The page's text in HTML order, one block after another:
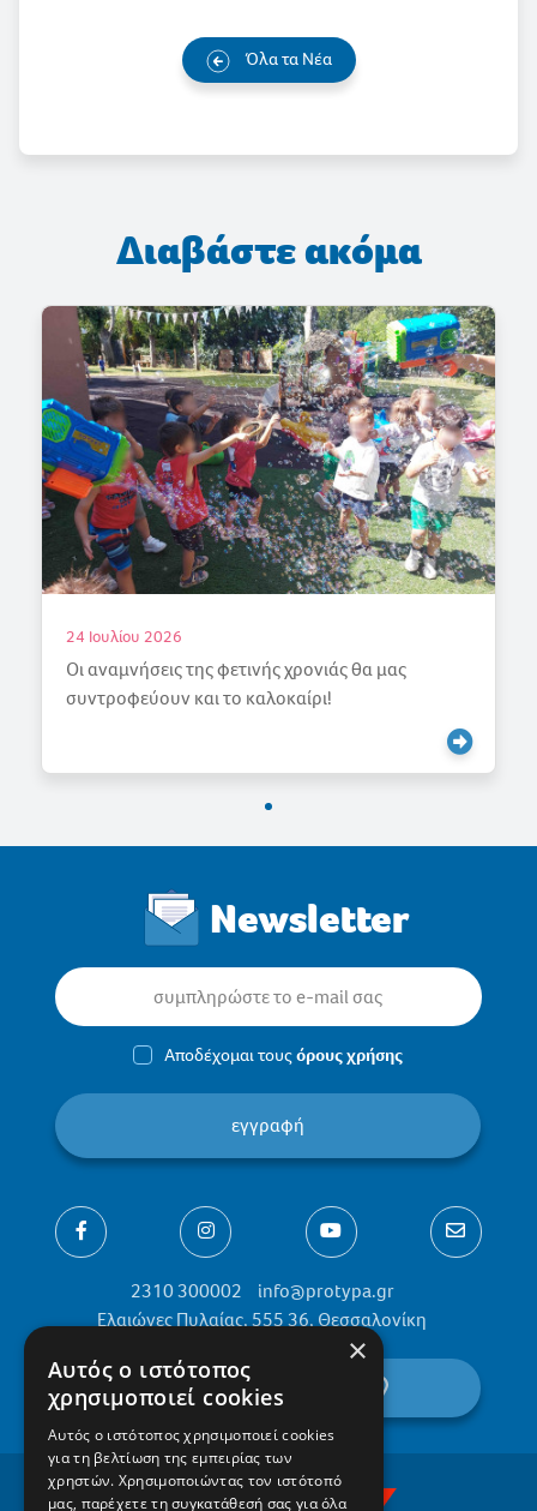
Όλα τα Νέα
Διαβάστε ακόμα
της φετινής χρονιάς θα μας
και το καλοκαίρι!
Newsletter
Αποδέχομαι τουςόρους χρήσης
εγγραφή
2310 300002
info@protypa.gr
Ελαιώνες Πυλαίας, 555 36, Θεσσαλονίκη
βρείτε μας στον χάρτη
×
Αυτός ο ιστότοπος
χρησιμοποιεί cookies
Αυτός ο ιστότοπος χρησιμοποιεί cookies
για τη βελτίωση της εμπειρίας των
χρηστών. Χρησιμοποιώντας τον ιστότοπό
μας, παρέχετε τη συγκατάθεσή σας για όλα